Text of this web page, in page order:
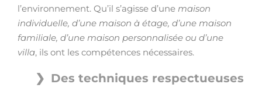
l’environnement. Qu’il s’agisse d’une maison
individuelle, d’une maison à étage, d’une maison
familiale, d’une maison personnalisée ou d’une
villa, ils ont les compétences nécessaires.
Des techniques respectueuses